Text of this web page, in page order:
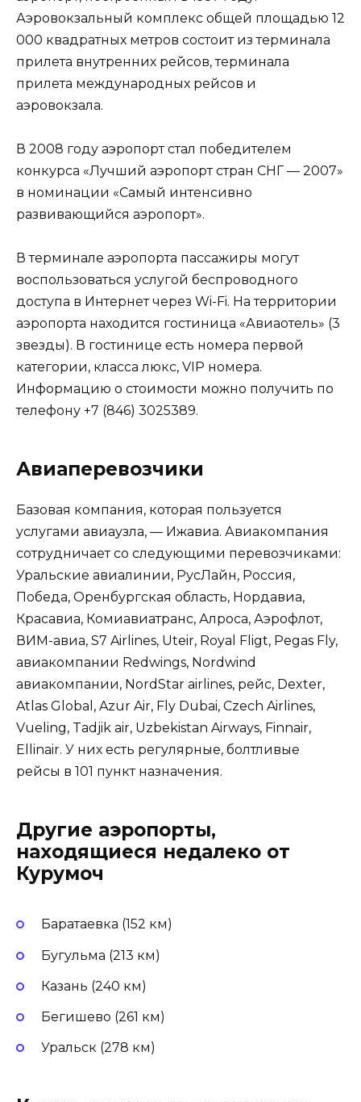
Аэровокзальный комплекс общей площадью 12
000 квадратных метров состоит из терминала
прилета внутренних рейсов, терминала
прилета международных рейсов и
аэровокзала.
В 2008 году аэропорт стал победителем
конкурса «Лучший аэропорт стран СНГ — 2007»
в номинации «Самый интенсивно
развивающийся аэропорт».
В терминале аэропорта пассажиры могут
воспользоваться услугой беспроводного
доступа в Интернет через Wi-Fi. На территории
аэропорта находится гостиница «Авиаотель» (3
звезды). В гостинице есть номера первой
категории, класса люкс, VIP номера.
Информацию о стоимости можно получить по
телефону +7 (846) 3025389.
Авиаперевозчики
Базовая компания, которая пользуется
услугами авиаузла, — Ижавиа. Авиакомпания
сотрудничает со следующими перевозчиками:
Уральские авиалинии, РусЛайн, Россия,
Победа, Оренбургская область, Нордавиа,
Красавиа, Комиавиатранс, Алроса, Аэрофлот,
ВИМ-авиа, S7 Airlines, Uteir, Royal Fligt, Pegas Fly,
авиакомпании Redwings, Nordwind
авиакомпании, NordStar airlines, рейс, Dexter,
Atlas Global, Azur Air, Fly Dubai, Czech Airlines,
Vueling, Tadjik air, Uzbekistan Airways, Finnair,
Ellinair. У них есть регулярные, болтливые
рейсы в 101 пункт назначения.
Другие аэропорты,
находящиеся недалеко от
Курумоч
Баратаевка (152 км)
Бугульма (213 км)
Казань (240 км)
Бегишево (261 км)
Уральск (278 км)